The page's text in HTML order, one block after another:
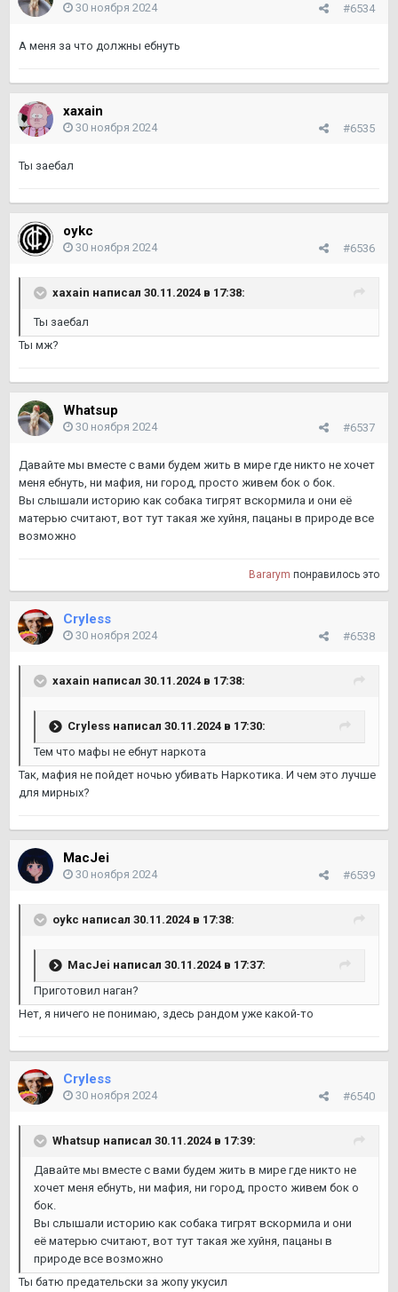
#6534
30 ноября 2024
А меня за что должны ебнуть
xaxain
#6535
30 ноября 2024
Ты заебал
oykc
#6536
30 ноября 2024
xaxain написал 30.11.2024 в 17:38:
Ты заебал
Ты мж?
Whatsup
#6537
30 ноября 2024
Давайте мы вместе с вами будем жить в мире где никто не хочет
меня ебнуть, ни мафия, ни город, просто живем бок о бок.
Вы слышали историю как собака тигрят вскормила и они её
матерью считают, вот тут такая же хуйня, пацаны в природе все
возможно
Bararym понравилось это
Cryless
#6538
30 ноября 2024
xaxain написал 30.11.2024 в 17:38:
Cryless написал 30.11.2024 в 17:30:
Тем что мафы не ебнут наркота
Так, мафия не пойдет ночью убивать Наркотика. И чем это лучше
для мирных?
MacJei
#6539
30 ноября 2024
oykc написал 30.11.2024 в 17:38:
MacJei написал 30.11.2024 в 17:37:
Приготовил наган?
Нет, я ничего не понимаю, здесь рандом уже какой-то
Cryless
#6540
30 ноября 2024
Whatsup написал 30.11.2024 в 17:39:
Давайте мы вместе с вами будем жить в мире где никто не
хочет меня ебнуть, ни мафия, ни город, просто живем бок о
бок.
Вы слышали историю как собака тигрят вскормила и они
её матерью считают, вот тут такая же хуйня, пацаны в
природе все возможно
Ты батю предательски за жопу укусил